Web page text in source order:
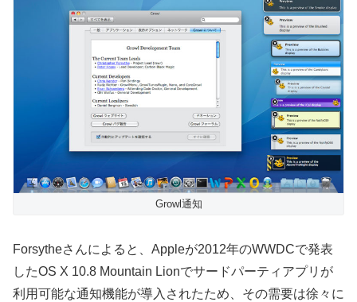
Growl通知
Forsytheさんによると、Appleが2012年のWWDCで発表
したOS X 10.8 Mountain Lionでサードパーティアプリが
利用可能な通知機能が導入されたため、その需要は徐々に